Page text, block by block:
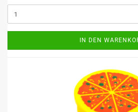
IN DEN